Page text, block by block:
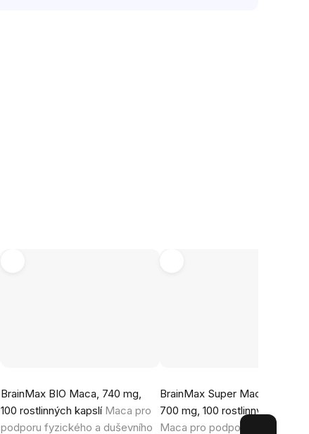
BrainMax BIO Maca, 740 mg,
100 rostlinných kapslí Maca pro
podporu fyzického a duševního
hodnocení
produktu
BrainMax Super Maca®
700 mg, 100 rostlinných kapslí
Maca pro podporu fyzického a
hodnocení
produktu